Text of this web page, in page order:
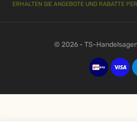
ERHALTEN SIE ANGEBOTE UND RABATTE
© 2026 - TS-